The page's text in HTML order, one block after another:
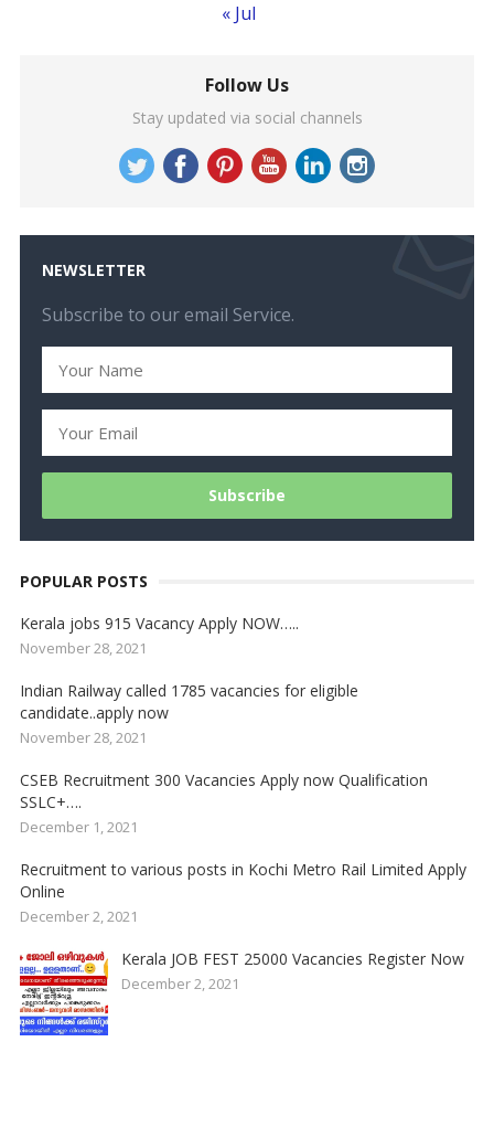
« Jul
Follow Us
Stay updated via social channels
NEWSLETTER
Subscribe to our email Service.
POPULAR POSTS
Kerala jobs 915 Vacancy Apply NOW…..
November 28, 2021
Indian Railway called 1785 vacancies for eligible
candidate..apply now
November 28, 2021
CSEB Recruitment 300 Vacancies Apply now Qualification
SSLC+….
December 1, 2021
Recruitment to various posts in Kochi Metro Rail Limited Apply
Online
December 2, 2021
Kerala JOB FEST 25000 Vacancies Register Now
December 2, 2021